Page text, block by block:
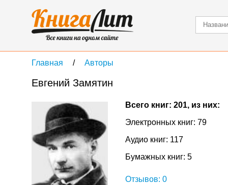
Главная Авторы
Евгений Замятин
Всего книг: 201, из них:
Электронных книг: 79
Аудио книг: 117
Бумажных книг: 5
Отзывов: 0